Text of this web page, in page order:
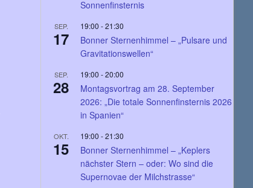
Sonnenfinsternis
SEP.
17
19:00 -21:30
Bonner Sternenhimmel – „Pulsare und
Gravitationswellen“
SEP.
28
19:00 -20:00
Montagsvortrag am 28. September
2026: „Die totale Sonnenfinsternis 2026
in Spanien“
OKT.
15
19:00 -21:30
Bonner Sternenhimmel – „Keplers
nächster Stern – oder: Wo sind die
Supernovae der Milchstrasse“